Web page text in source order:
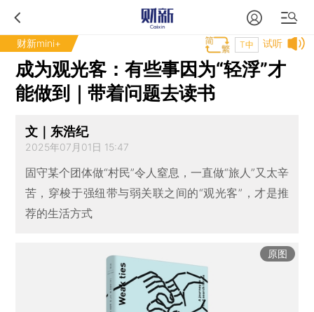
财新mini+ 试听
T中
成为观光客：有些事因为“轻浮”才
能做到｜带着问题去读书
文｜东浩纪
2025年07月01日 15:47
固守某个团体做“村民”令人窒息，一直做“旅人”又太辛
苦，穿梭于强纽带与弱关联之间的“观光客”，才是推
荐的生活方式
原图